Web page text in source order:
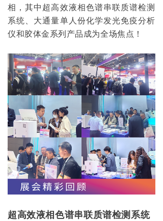
相，其中超高效液相色谱串联质谱检测
系统、大通量单人份化学发光免疫分析
仪和胶体金系列产品成为全场焦点！
超高效液相色谱串联质谱检测系统